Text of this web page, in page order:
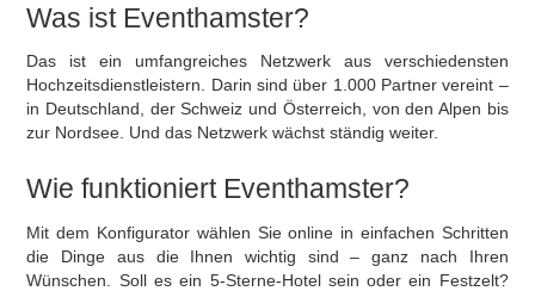
Was ist Eventhamster?
Das ist ein umfangreiches Netzwerk aus verschiedensten
Hochzeitsdienstleistern. Darin sind über 1.000 Partner vereint –
in Deutschland, der Schweiz und Österreich, von den Alpen bis
zur Nordsee. Und das Netzwerk wächst ständig weiter.
Wie funktioniert Eventhamster?
Mit dem Konfigurator wählen Sie online in einfachen Schritten
die Dinge aus die Ihnen wichtig sind – ganz nach Ihren
Wünschen. Soll es ein 5-Sterne-Hotel sein oder ein Festzelt?